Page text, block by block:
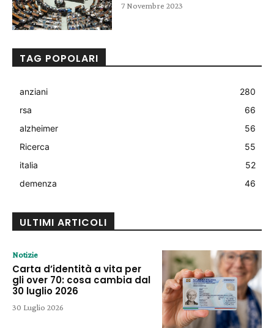
7 Novembre 2023
TAG POPOLARI
anziani
280
rsa
66
alzheimer
56
Ricerca
55
italia
52
demenza
46
ULTIMI ARTICOLI
Notizie
Carta d’identità a vita per
gli over 70: cosa cambia dal
30 luglio 2026
30 Luglio 2026